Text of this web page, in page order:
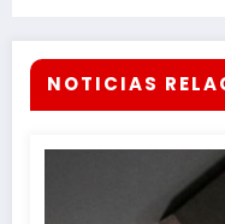
NOTICIAS